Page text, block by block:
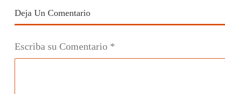
Deja Un Comentario
Escriba su Comentario *